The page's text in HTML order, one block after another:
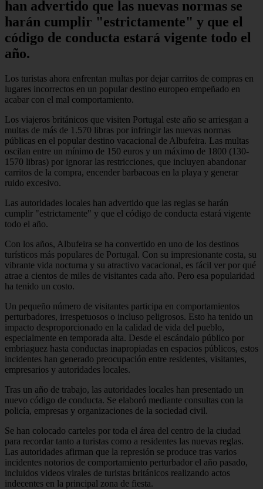
han advertido que las nuevas normas se
harán cumplir "estrictamente" y que el
código de conducta estará vigente todo el
año.
Los turistas ahora enfrentan multas por dejar carritos de compras en
lugares incorrectos en un popular destino europeo empeñado en
acabar con el mal comportamiento.
Los viajeros británicos que visiten Portugal este año se arriesgan a
multas de más de 1.570 libras por infringir las nuevas normas
públicas en el popular destino vacacional de Albufeira. Las multas
oscilan entre un mínimo de 150 euros y un máximo de 1800 (130-
1570 libras) por ignorar las restricciones, que incluyen abandonar
carritos de la compra, encender barbacoas en la playa y generar
ruido excesivo.
Las autoridades locales han advertido que las reglas se harán
cumplir "estrictamente" y que el código de conducta estará vigente
todo el año.
Con los años, Albufeira se ha convertido en uno de los destinos
turísticos más populares de Portugal. Con su impresionante costa, su
vibrante vida nocturna y su atractivo vacacional, es fácil ver por qué
atrae a cientos de miles de visitantes cada año. Pero esa popularidad
ha tenido un costo.
Un pequeño número de visitantes participa en comportamientos
perturbadores, irrespetuosos o incluso peligrosos. Esto ha tenido un
impacto desproporcionado en la calidad de vida del pueblo,
especialmente en temporada alta. Desde el escándalo público por
embriaguez hasta conductas inapropiadas en espacios públicos, estos
incidentes han generado preocupación entre residentes, visitantes,
empresarios y autoridades locales.
Tras un año de trabajo, las autoridades locales han presentado un
nuevo código de conducta. Se elaboró mediante consultas con la
policía, empresas y organizaciones de la sociedad civil.
Se han colocado carteles por toda el área del centro de la ciudad
para recordar tanto a turistas como a residentes las nuevas reglas.
Las autoridades afirman que la represión se produce tras varios
incidentes notorios de comportamiento perturbador el año pasado,
incluidos videos virales de turistas británicos realizando actos
indecentes en la principal zona de fiesta.